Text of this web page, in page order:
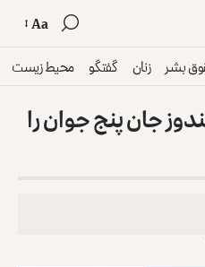
Aa
بشر زنان گفتگو محیط زیست
جان پنج جوان را